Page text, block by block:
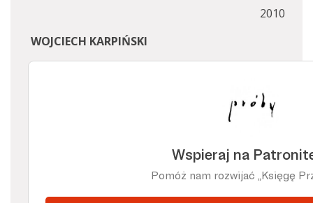
2010
WOJCIECH KARPIŃSKI